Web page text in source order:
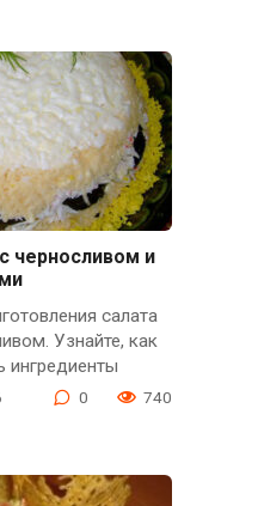
черносливом и
салата
Узнайте, как
ингредиенты
0 740